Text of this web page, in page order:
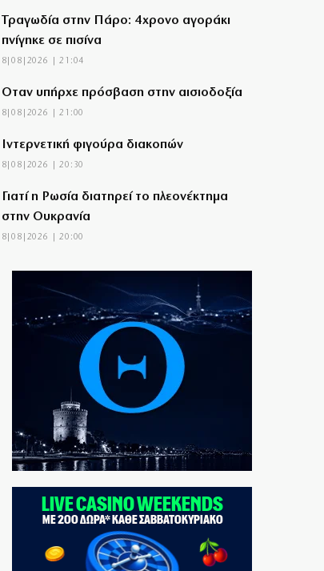
Τραγωδία στην Πάρο: 4χρονο αγοράκι
πνίγηκε σε πισίνα
8|08|2026 | 21:04
Όταν υπήρχε πρόσβαση στην αισιοδοξία
8|08|2026 | 21:00
Ιντερνετική φιγούρα διακοπών
8|08|2026 | 20:30
Γιατί η Ρωσία διατηρεί το πλεονέκτημα
στην Ουκρανία
8|08|2026 | 20:00
Θα γίνει η «Συμφωνία της Μέκκας» το
Μουσουλμανικό ΝΑΤΟ;
8|08|2026 | 19:34
Πύρινα εγκλήματα του κράτους και όλων
των κυβερνήσεων
8|08|2026 | 19:30
Όμηρος: Από τους ραψωδούς στα πρώτα
χειρόγραφα
8|08|2026 | 19:00
Ένα βήμα από τη συμφωνία Ιράν – Ομάν
για Ορμούζ;
8|08|2026 | 18:54
Κύπρος: 318.000 ευρώ για τα Πατριαρχεία